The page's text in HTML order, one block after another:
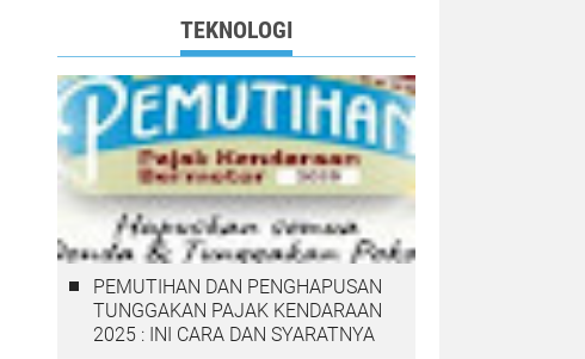
TEKNOLOGI
PEMUTIHAN DAN PENGHAPUSAN
TUNGGAKAN PAJAK KENDARAAN
2025 : INI CARA DAN SYARATNYA